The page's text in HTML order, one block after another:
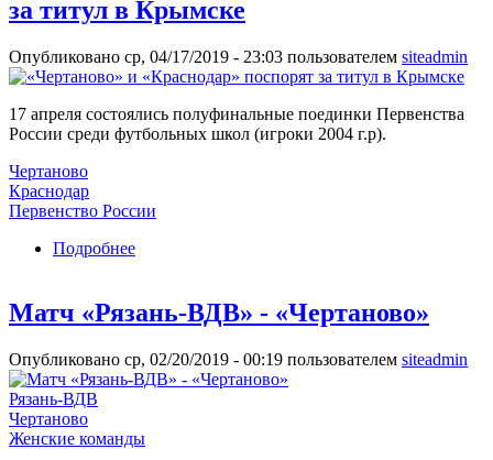
за титул в Крымске
Опубликовано ср, 04/17/2019 - 23:03 пользователем siteadmin
17 апреля состоялись полуфинальные поединки Первенства
России среди футбольных школ (игроки 2004 г.р).
Чертаново
Краснодар
Первенство России
Подробнее
Матч «Рязань-ВДВ» - «Чертаново»
Опубликовано ср, 02/20/2019 - 00:19 пользователем siteadmin
Рязань-ВДВ
Чертаново
Женские команды